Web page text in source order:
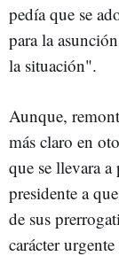
pedía que se
para la
la situación".
Aunque,
más claro en
que se llevara
presidente a
de sus
carácter